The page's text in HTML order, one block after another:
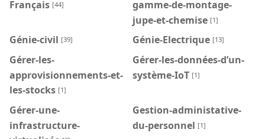
Français [44]
gamme-de-montage-
jupe-et-chemise [1]
Génie-civil [39] Génie-Electrique [13]
Gérer-les-
approvisionnements-et-
les-stocks [1]
Gérer-les-données-d’un-
système-IoT [1]
Gérer-une-
infrastructure-
Gestion-administative-
du-personnel [1]